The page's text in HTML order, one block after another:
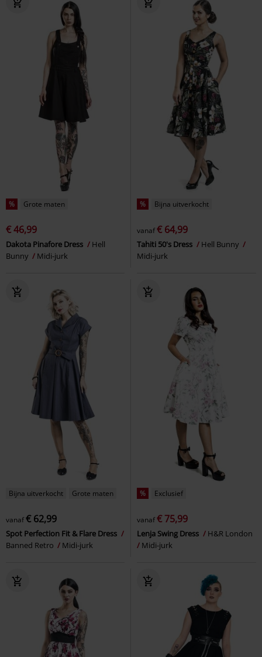
% Grote maten
€ 46,99
Dakota Pinafore Dress
Hell
Bunny
Midi-jurk
% Bijna uitverkocht
vanaf€ 64,99
Tahiti 50's Dress
Hell Bunny
Midi-jurk
Bijna uitverkocht Grote maten
vanaf€ 62,99
Spot Perfection Fit & Flare Dress
Banned Retro
Midi-jurk
% Exclusief
vanaf€ 75,99
Lenja Swing Dress
H&R London
Midi-jurk